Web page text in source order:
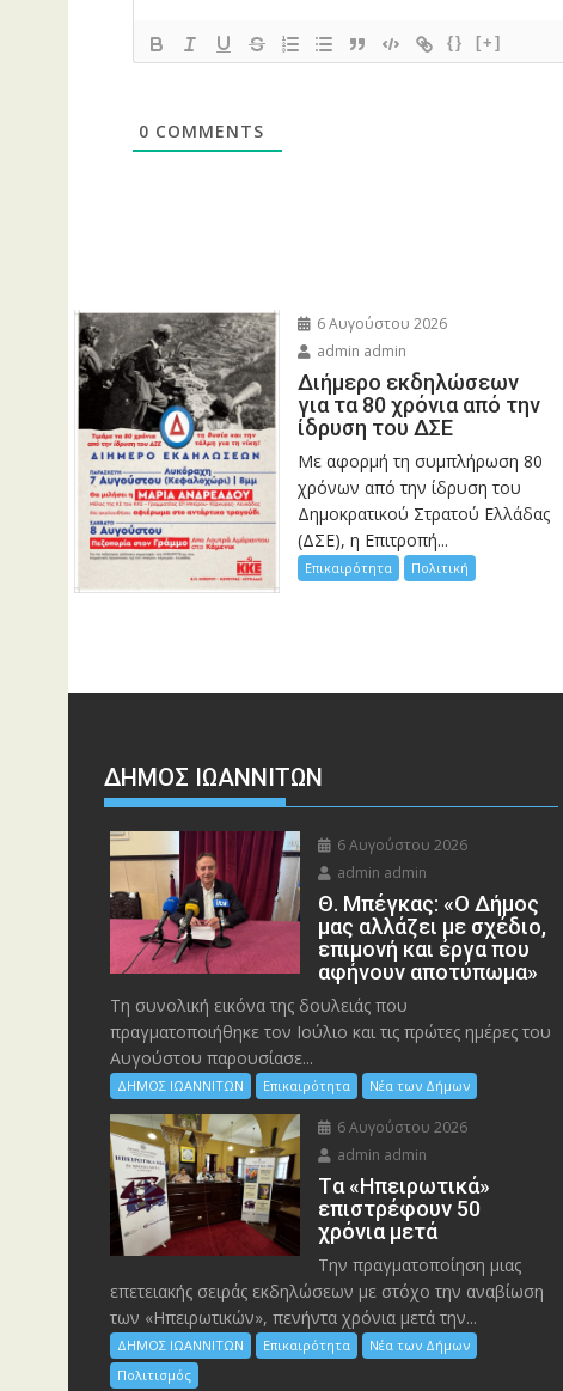
{} [+]
0 COMMENTS
6 Αυγούστου 2026
admin admin
Διήμερο εκδηλώσεων
για τα 80 χρόνια από την
ίδρυση του ΔΣΕ
Με αφορμή τη συμπλήρωση 80
χρόνων από την ίδρυση του
Δημοκρατικού Στρατού Ελλάδας
(ΔΣΕ), η Επιτροπή...
Επικαιρότητα Πολιτική
ΔΗΜΟΣ ΙΩΑΝΝΙΤΩΝ
6 Αυγούστου 2026
admin admin
Θ. Μπέγκας: «Ο Δήμος
μας αλλάζει με σχέδιο,
επιμονή και έργα που
αφήνουν αποτύπωμα»
Τη συνολική εικόνα της δουλειάς που
πραγματοποιήθηκε τον Ιούλιο και τις πρώτες ημέρες του
Αυγούστου παρουσίασε...
ΔΗΜΟΣ ΙΩΑΝΝΙΤΩΝ Επικαιρότητα Νέα των Δήμων
6 Αυγούστου 2026
admin admin
Tα «Ηπειρωτικά»
επιστρέφουν 50
χρόνια μετά
Την πραγματοποίηση μιας
επετειακής σειράς εκδηλώσεων με στόχο την αναβίωση
των «Ηπειρωτικών», πενήντα χρόνια μετά την...
ΔΗΜΟΣ ΙΩΑΝΝΙΤΩΝ Επικαιρότητα
Νέα των Δήμων
Πολιτισμός